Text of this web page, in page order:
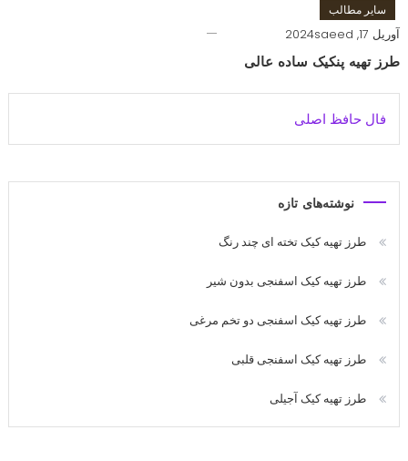
سایر مطالب
آوریل 17, 2024 saeed
طرز تهیه پنکیک ساده عالی
فال حافظ اصلی
نوشته‌های تازه
طرز تهیه کیک تخته ای چند رنگ
طرز تهیه کیک اسفنجی بدون شیر
طرز تهیه کیک اسفنجی دو تخم مرغی
طرز تهیه کیک اسفنجی قلبی
طرز تهیه کیک آجیلی